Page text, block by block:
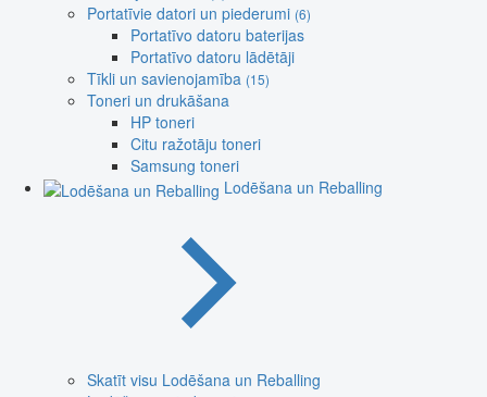
Portatīvie datori un piederumi (6)
Portatīvo datoru baterijas
Portatīvo datoru lādētāji
Tīkli un savienojamība (15)
Toneri un drukāšana
HP toneri
Citu ražotāju toneri
Samsung toneri
Lodēšana un Reballing
Skatīt visu Lodēšana un Reballing